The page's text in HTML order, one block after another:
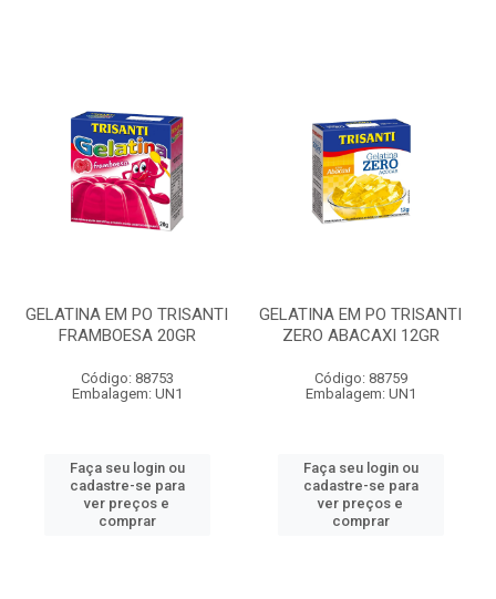
GELATINA EM PO TRISANTI
FRAMBOESA 20GR
Código: 88753
Embalagem: UN1
Faça seu login ou
cadastre-se para
ver preços e
comprar
GELATINA EM PO TRISANTI
ZERO ABACAXI 12GR
Código: 88759
Embalagem: UN1
Faça seu login ou
cadastre-se para
ver preços e
comprar